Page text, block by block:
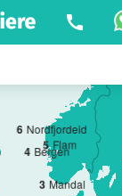
3 Mandal
4 Bergen
5 Flam
6 Nordfjordeid